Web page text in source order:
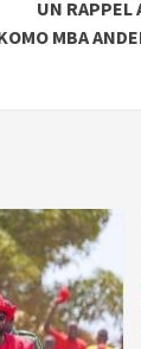
UN RAPPEL
MBA